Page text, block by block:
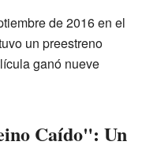
de 2016 en el
un preestreno
ganó nueve
Caído": Un